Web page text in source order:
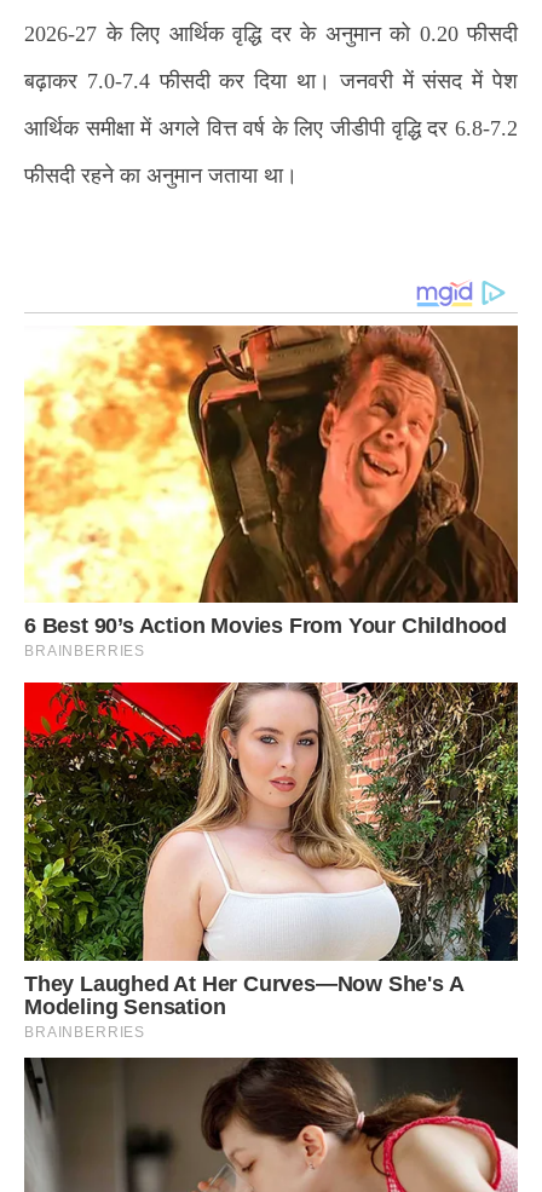
2026-27 के लिए आर्थिक वृद्धि दर के अनुमान को 0.20 फीसदी
बढ़ाकर 7.0-7.4 फीसदी कर दिया था। जनवरी में संसद में पेश
आर्थिक समीक्षा में अगले वित्त वर्ष के लिए जीडीपी वृद्धि दर 6.8-7.2
फीसदी रहने का अनुमान जताया था।